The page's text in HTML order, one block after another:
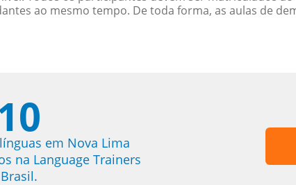
ao mesmo tempo. De toda forma, as aulas de
em Nova Lima
na Language Trainers
Brasil.